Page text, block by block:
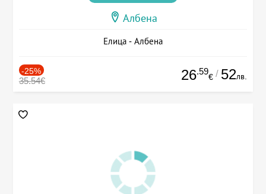
Албена
Елица - Албена
-25%
35.54€ 26.59
€ / 52лв.